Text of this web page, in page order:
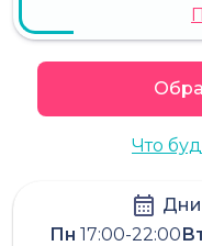
Что
Дни
Пн 17:00-22:00